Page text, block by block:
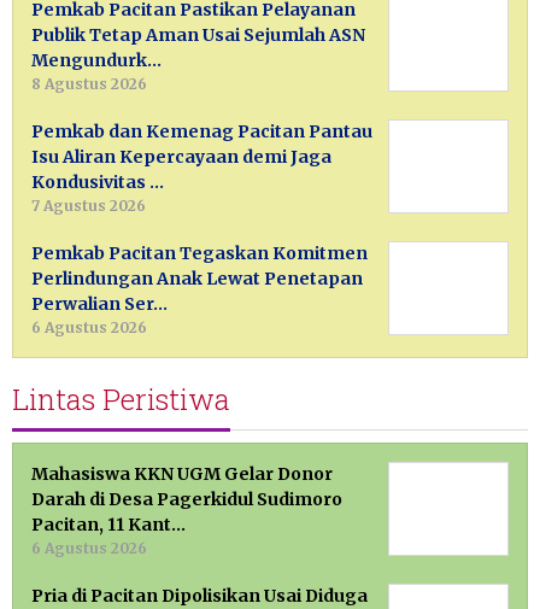
Pemkab Pacitan Pastikan Pelayanan
Publik Tetap Aman Usai Sejumlah ASN
Mengundurk…
8 Agustus 2026
Pemkab dan Kemenag Pacitan Pantau
Isu Aliran Kepercayaan demi Jaga
Kondusivitas …
7 Agustus 2026
Pemkab Pacitan Tegaskan Komitmen
Perlindungan Anak Lewat Penetapan
Perwalian Ser…
6 Agustus 2026
Lintas Peristiwa
Mahasiswa KKN UGM Gelar Donor
Darah di Desa Pagerkidul Sudimoro
Pacitan, 11 Kant…
6 Agustus 2026
Pria di Pacitan Dipolisikan Usai Diduga